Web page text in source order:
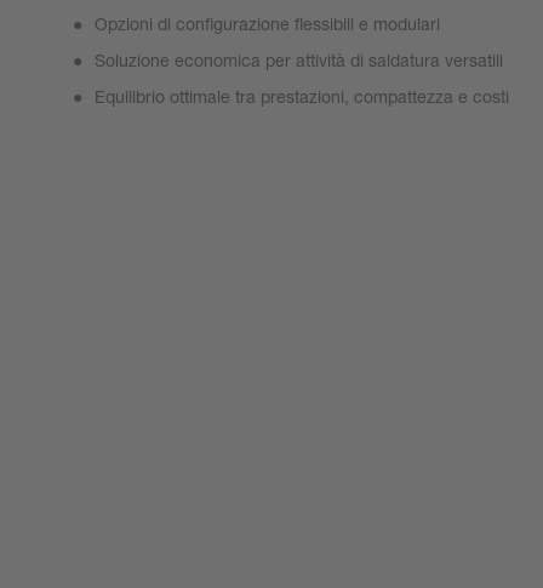
Opzioni di configurazione flessibili e modulari
Soluzione economica per attività di saldatura versatili
Equilibrio ottimale tra prestazioni, compattezza e costi